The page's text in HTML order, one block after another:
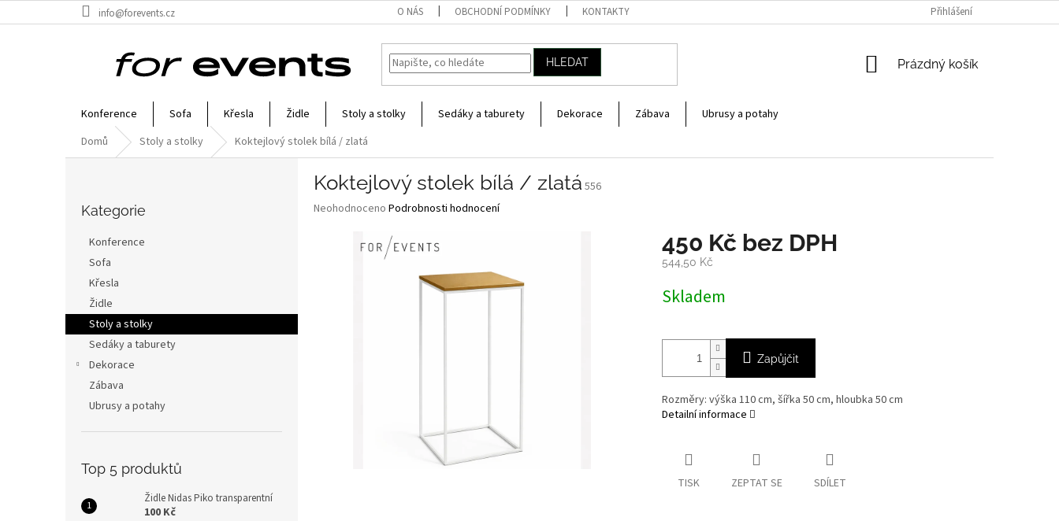
na
info@forevents.cz O NÁS OBCHODNÍ PODMÍNKY KONTAKTY Přihlášení
HLEDAT
NÁKUPNÍ
Prázdný košík
Konference Sofa Křesla Židle Stoly a stolky Sedáky a taburety Dekorace Zábava
Ubrusy a potahy
Domů
Stoly a stolky Koktejlový stolek bílá / zlatá
a
kategorie
Kategorie
Konference
Sofa
Křesla
Židle
Stoly a stolky
Sedáky a taburety
Dekorace
Zábava
Ubrusy a potahy
Top 5 produktů
Židle Nidas Piko transparentní
100 Kč
Koktejlový stolek bílá / zlatá 556
Průměrné
Neohodnoceno Podrobnosti hodnocení
450 Kč bez DPH
544,50 Kč
cena:
Skladem
Zapůjčit
Rozměry: výška 110 cm, šířka 50 cm, hloubka 50 cm
Detailní informace
TISK ZEPTAT SE SDÍLET